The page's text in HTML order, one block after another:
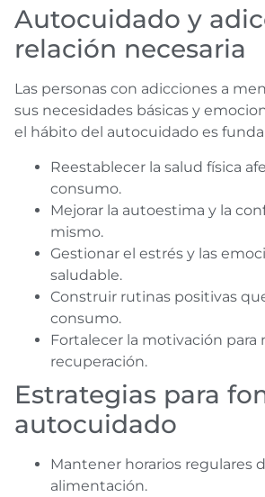
Autocuidado y
relación necesaria
Las personas con adicciones a
sus necesidades básicas y
el hábito del autocuidado es
Reestablecer la salud física
consumo.
Mejorar la autoestima y la
mismo.
Gestionar el estrés y las
saludable.
Construir rutinas positivas
consumo.
Fortalecer la motivación para
recuperación.
Estrategias para
autocuidado
Mantener horarios regulares
alimentación.